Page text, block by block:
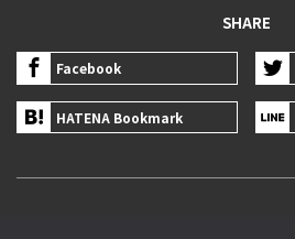
SHARE
Facebook
HATENA Bookmark